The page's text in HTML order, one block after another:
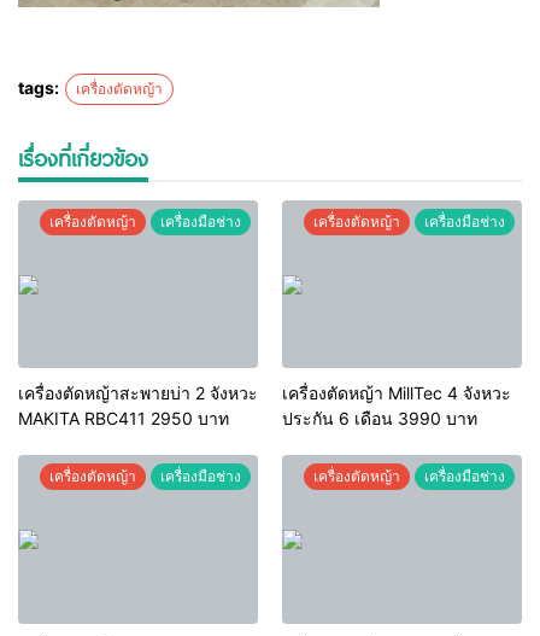
tags: เครื่องตัดหญ้า
เรื่องที่เกี่ยวข้อง
เครื่องตัดหญ้า เครื่องมือช่าง
เครื่องตัดหญ้าสะพายบ่า 2 จังหวะ
MAKITA RBC411 2950 บาท
เครื่องตัดหญ้า เครื่องมือช่าง
เครื่องตัดหญ้า MillTec 4 จังหวะ
ประกัน 6 เดือน 3990 บาท
เครื่องตัดหญ้า เครื่องมือช่าง เครื่องตัดหญ้า เครื่องมือช่าง